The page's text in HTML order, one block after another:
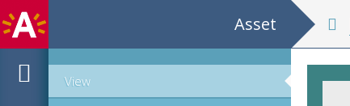
Asset
View